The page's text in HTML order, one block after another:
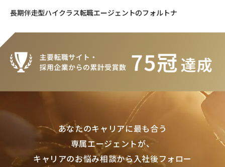
長期伴走型ハイクラス転職エージェントのフォルトナ
あなたのキャリアに最も合う
専属エージェントが、
キャリアのお悩み相談から入社後フォロー